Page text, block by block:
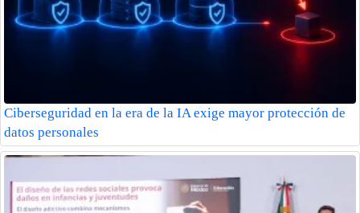
Ciberseguridad en la era de la IA exige mayor protección de
datos personales